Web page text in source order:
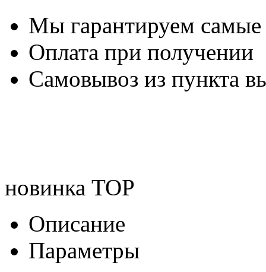
Мы гарантируем
Оплата при получении
Самовывоз из пункта
новинка TOP
Описание
Параметры